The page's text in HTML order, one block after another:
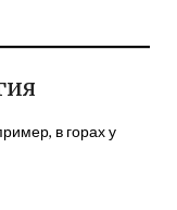
в горах у